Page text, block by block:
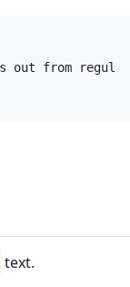
text.